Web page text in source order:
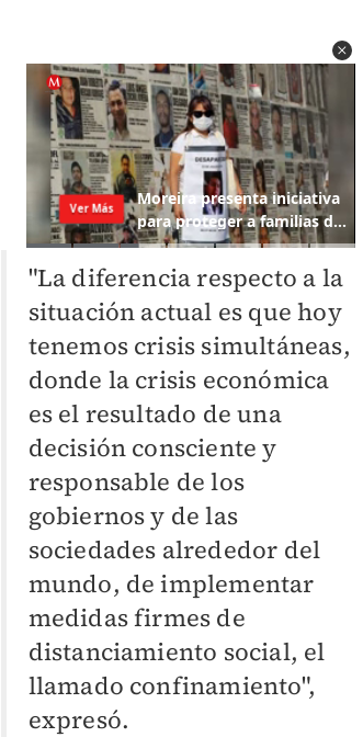
"La diferencia respecto a la
situación actual es que hoy
tenemos crisis simultáneas,
donde la crisis económica
es el resultado de una
decisión consciente y
responsable de los
gobiernos y de las
sociedades alrededor del
mundo, de implementar
medidas firmes de
distanciamiento social, el
llamado confinamiento",
expresó.